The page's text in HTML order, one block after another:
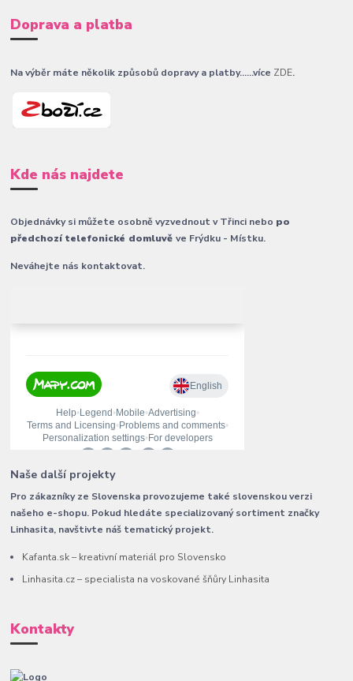
Doprava a platba
Na výběr máte několik způsobů dopravy a platby......více ZDE.
Kde nás najdete
Objednávky si můžete osobně vyzvednout v Třinci nebo po
předchozí telefonické domluvěve Frýdku - Místku.
Neváhejte nás kontaktovat.
Naše další projekty
Pro zákazníky ze Slovenska provozujeme také slovenskou verzi
našeho e-shopu. Pokud hledáte specializovaný sortiment značky
Linhasita, navštivte náš tematický projekt.
Kafanta.sk – kreativní materiál pro Slovensko
Linhasita.cz – specialista na voskované šňůry Linhasita
Kontakty